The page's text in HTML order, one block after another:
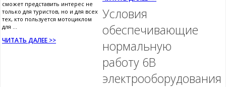
сможет представить интерес не
только для туристов, но и для всех
тех, кто пользуется мотоциклом
для ...
ЧИТАТЬ ДАЛЕЕ >>
Условия
обеспечивающие
нормальную
работу 6В
электрооборудования